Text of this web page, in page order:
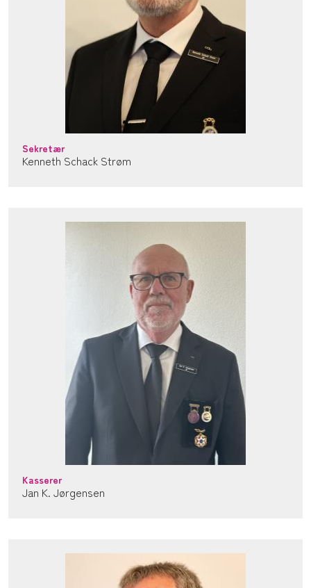
Sekretær
Kenneth Schack Strøm
Kasserer
Jan K. Jørgensen